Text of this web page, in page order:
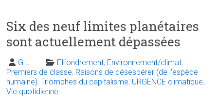
Six des neuf limites planétaires
sont actuellement dépassées
G L Effondrement, Environnement/climat,
Premiers de classe, Raisons de désespérer (de l'espèce
humaine),Triomphes du capitalisme, URGENCE climatique,
Vie quotidienne